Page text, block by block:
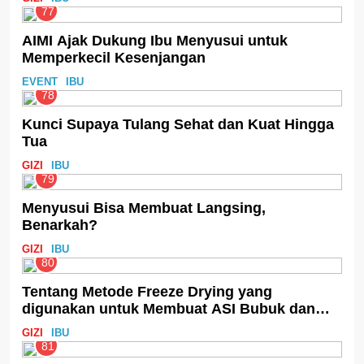
77
AIMI Ajak Dukung Ibu Menyusui untuk
Memperkecil Kesenjangan
EVENT IBU
78
Kunci Supaya Tulang Sehat dan Kuat Hingga
Tua
GIZI IBU
79
Menyusui Bisa Membuat Langsing,
Benarkah?
GIZI IBU
80
Tentang Metode Freeze Drying yang
digunakan untuk Membuat ASI Bubuk dan
Gizi dalam ASI Bubuk
GIZI IBU
81